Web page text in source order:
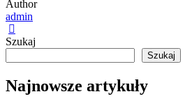
Author
admin
Szukaj
Szukaj
Najnowsze artykuły